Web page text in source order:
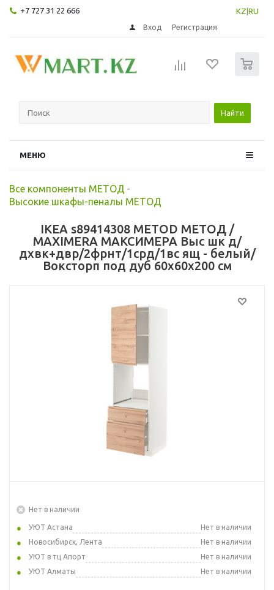
+7 727 31 22 666 KZ RU
Вход Регистрация
Найти
МЕНЮ
Все компоненты МЕТОД -
Высокие шкафы-пеналы МЕТОД
IKEA s89414308 METOD МЕТОД /
MAXIMERA МАКСИМЕРА Выс шк д/
дхвк+двр/2фрнт/1срд/1вс ящ - белый/
Воксторп под дуб 60x60x200 см
Нет в наличии
УЮТ Астана
Нет в наличии
Новосибирск, Лента
Нет в наличии
УЮТ в тц Апорт
Нет в наличии
УЮТ Алматы
Нет в наличии